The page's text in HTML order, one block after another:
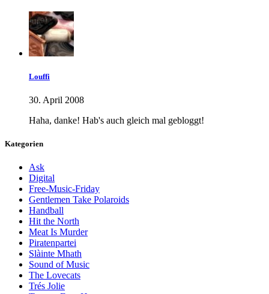
Louffi
30. April 2008
Haha, danke! Hab's auch gleich mal gebloggt!
Kategorien
Ask
Digital
Free-Music-Friday
Gentlemen Take Polaroids
Handball
Hit the North
Meat Is Murder
Piratenpartei
Slàinte Mhath
Sound of Music
The Lovecats
Trés Jolie